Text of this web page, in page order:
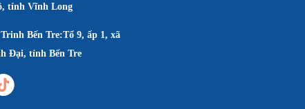
tỉnh Vĩnh Long
Bến Tre:Tổ 9, ấp 1, xã
Đại, tỉnh Bến Tre